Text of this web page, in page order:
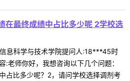
在最终成绩中占比多少呢 2学校选
息科学与技术学院提问人:18***45时
老师你好，我想咨询以下几个问题：
占比多少呢？2，请问学校选择调剂考